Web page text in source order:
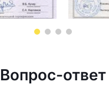
Вопрос-ответ